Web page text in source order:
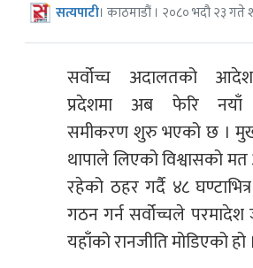
सत्यपाटी। काठमाडौं । २०८० भदौ २३ गते
सर्वोच्च अदालतको
प्रदेशमा अब फेरि नयाँ
समीकरण शुरु भएको छ ।
थापाले लिएको विश्वासको
रहेको ठहर गर्दै ४८ घण्टाभित्र
गठन गर्न सर्वोच्चले परमादेश
यहाँको रानजीति मोडिएको हो ।